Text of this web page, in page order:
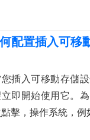
配置插入可移
插入可移動存儲
即開始使用它。
點擊，操作系統，例